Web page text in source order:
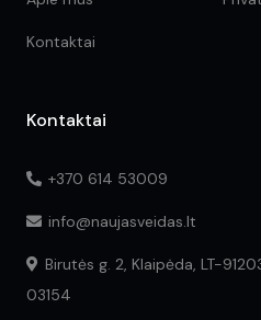
Kontaktai
Kontaktai
+370 614 53009
info@naujasveidas.lt
Birutės g. 2, Klaipėda, LT-
03154